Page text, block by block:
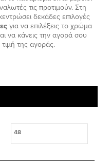
τις προτιμούν. Στη
δεκάδες επιλογές
για να επιλέξεις το χρώμα
να κάνεις την αγορά σου
τιμή της αγοράς.